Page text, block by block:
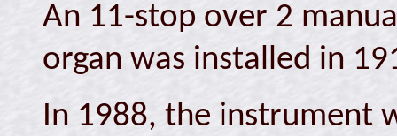
An 11-stop over 2
organ was installed in
In 1988, the instrument